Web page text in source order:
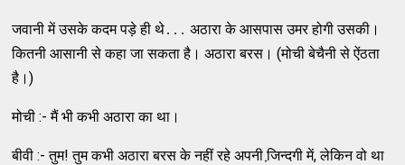
जवानी में उसके कदम पड़े ही थे․․․ अठारा के आसपास उमर होगी उसकी।
कितनी आसानी से कहा जा सकता है। अठारा बरस। (मोची बेचैनी से ऐंठता
है।)
मोची :- मैं भी कभी अठारा का था।
बीवी :- तुम! तुम कभी अठारा बरस के नहीं रहे अपनी जि़न्‍दगी में, लेकिन वो था